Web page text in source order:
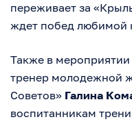
переживает за
ждет побед любимой
Также в мероприятии
тренер молодежной
Советов» Галина
воспитанникам